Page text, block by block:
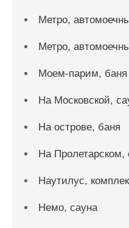
Метро,
Метро,
Моем-парим, баня
На Московской,
На острове, баня
На Пролетарском,
Наутилус,
Немо, сауна